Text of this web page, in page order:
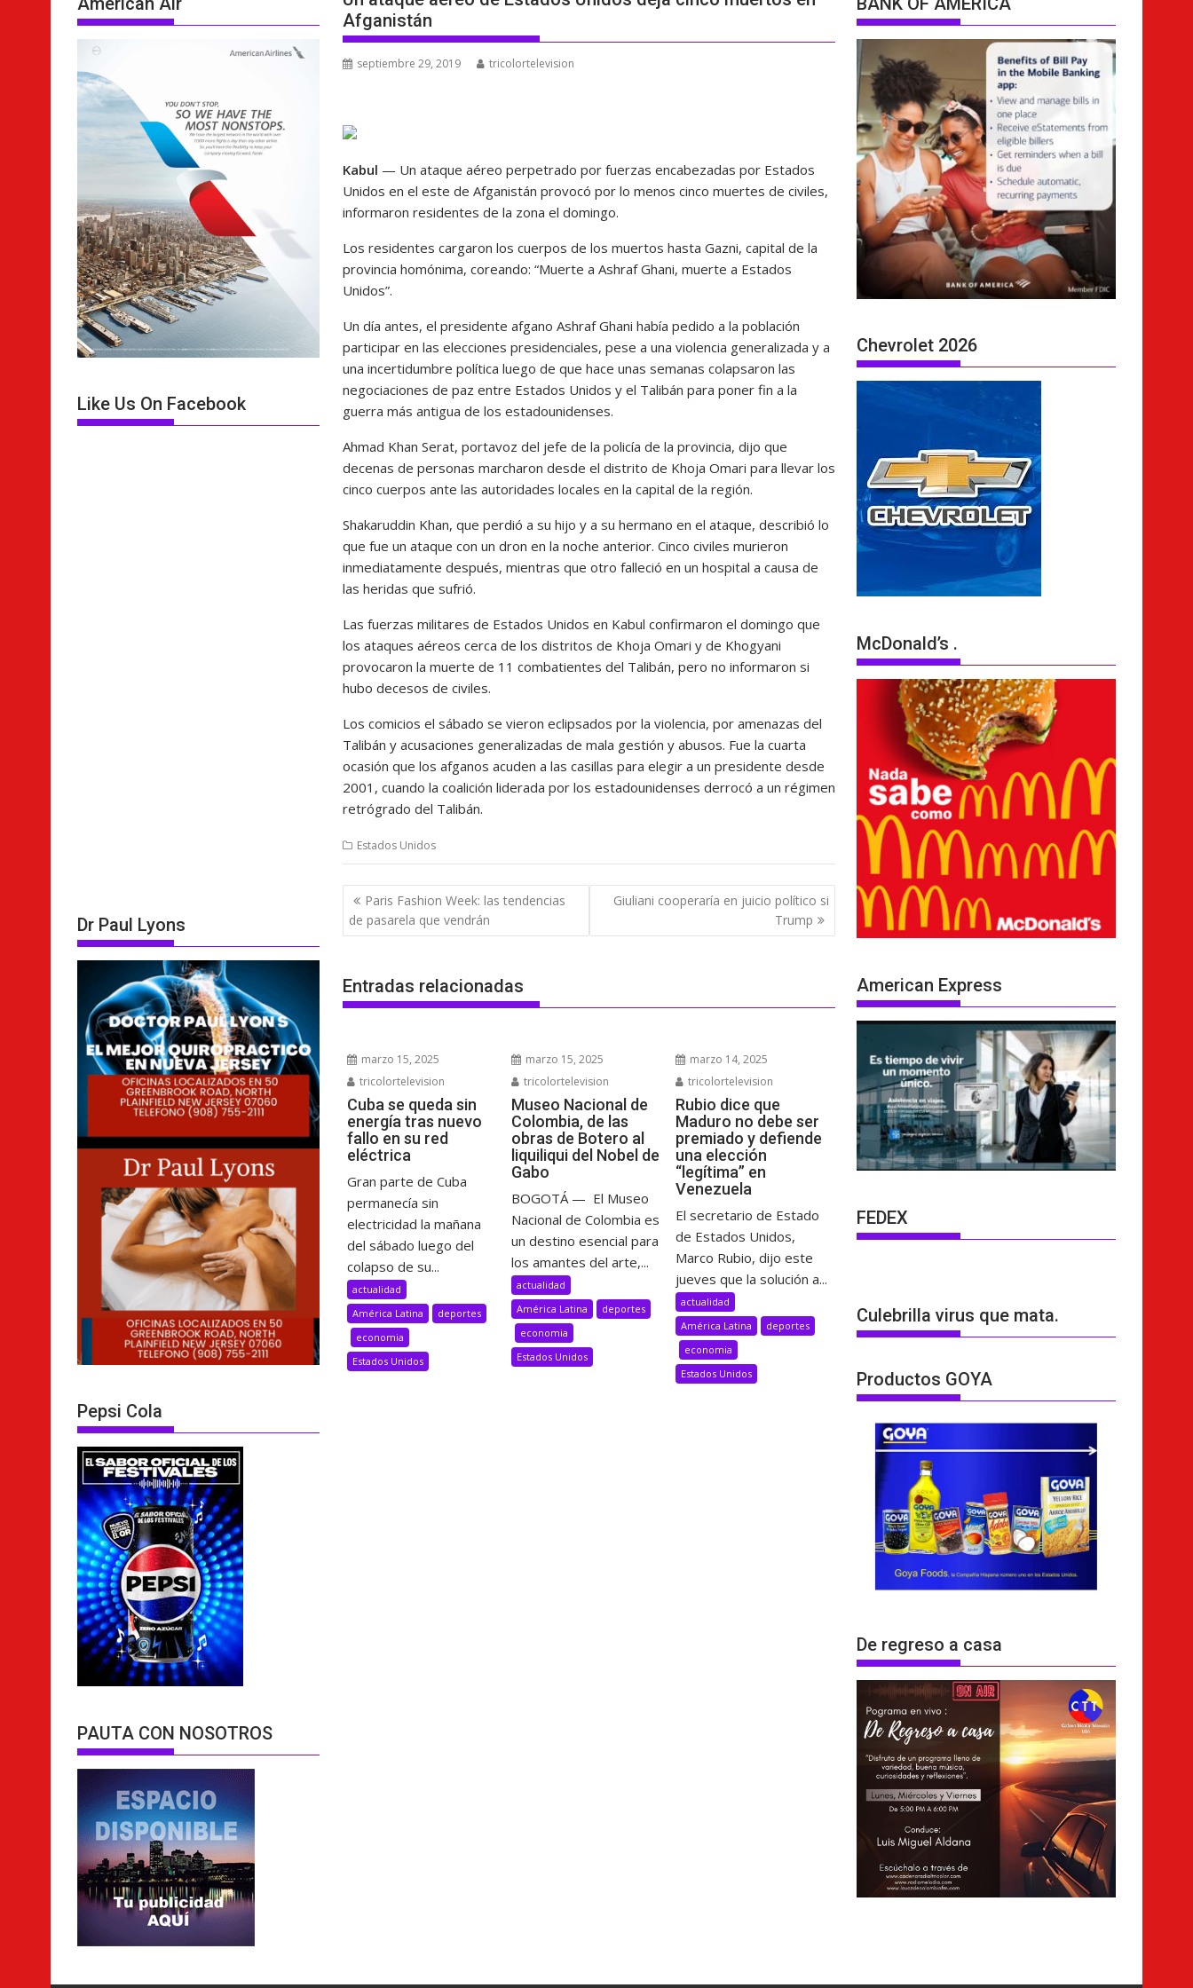
Afganistán
septiembre 29, 2019 tricolortelevision
Kabul — Un ataque aéreo perpetrado por fuerzas encabezadas por Estados
Unidos en el este de Afganistán provocó por lo menos cinco muertes de civiles,
informaron residentes de la zona el domingo.
Los residentes cargaron los cuerpos de los muertos hasta Gazni, capital de la
provincia homónima, coreando: “Muerte a Ashraf Ghani, muerte a Estados
Unidos”.
Un día antes, el presidente afgano Ashraf Ghani había pedido a la población
participar en las elecciones presidenciales, pese a una violencia generalizada y a
una incertidumbre política luego de que hace unas semanas colapsaron las
negociaciones de paz entre Estados Unidos y el Talibán para poner fin a la
guerra más antigua de los estadounidenses.
Ahmad Khan Serat, portavoz del jefe de la policía de la provincia, dijo que
decenas de personas marcharon desde el distrito de Khoja Omari para llevar los
cinco cuerpos ante las autoridades locales en la capital de la región.
Shakaruddin Khan, que perdió a su hijo y a su hermano en el ataque, describió lo
que fue un ataque con un dron en la noche anterior. Cinco civiles murieron
inmediatamente después, mientras que otro falleció en un hospital a causa de
las heridas que sufrió.
Las fuerzas militares de Estados Unidos en Kabul confirmaron el domingo que
los ataques aéreos cerca de los distritos de Khoja Omari y de Khogyani
provocaron la muerte de 11 combatientes del Talibán, pero no informaron si
hubo decesos de civiles.
Los comicios el sábado se vieron eclipsados por la violencia, por amenazas del
Talibán y acusaciones generalizadas de mala gestión y abusos. Fue la cuarta
ocasión que los afganos acuden a las casillas para elegir a un presidente desde
2001, cuando la coalición liderada por los estadounidenses derrocó a un régimen
retrógrado del Talibán.
Estados Unidos
Navegación
de
entradas
Paris Fashion Week: las tendencias
de pasarela que vendrán
Giuliani cooperaría en juicio político si
Trump
Entradas relacionadas
marzo 15, 2025
tricolortelevision
Cuba se queda sin
energía tras nuevo
fallo en su red
eléctrica
Gran parte de Cuba
permanecía sin
electricidad la mañana
del sábado luego del
colapso de su...
actualidad
América Latina
deportes
economia
Estados Unidos
marzo 15, 2025
tricolortelevision
Museo Nacional de
Colombia, de las
obras de Botero al
liquiliqui del Nobel de
Gabo
BOGOTÁ — El Museo
Nacional de Colombia es
un destino esencial para
los amantes del arte,...
actualidad
América Latina
deportes
economia
Estados Unidos
marzo 14, 2025
tricolortelevision
Rubio dice que
Maduro no debe ser
premiado y defiende
una elección
“legítima” en
Venezuela
El secretario de Estado
de Estados Unidos,
Marco Rubio, dijo este
jueves que la solución a...
actualidad
América Latina
deportes
economia
Estados Unidos
Like Us On Facebook
Dr Paul Lyons
Pepsi Cola
PAUTA CON NOSOTROS
Chevrolet 2026
McDonald’s .
American Express
FEDEX
Culebrilla virus que mata.
Productos GOYA
De regreso a casa